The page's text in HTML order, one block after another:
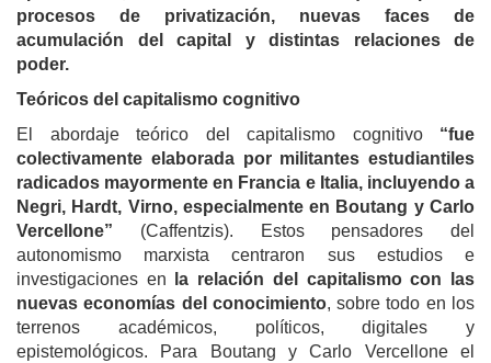
procesos de privatización, nuevas faces de
acumulación del capital y distintas relaciones de
poder.
Teóricos del capitalismo cognitivo
El abordaje teórico del capitalismo cognitivo “fue
colectivamente elaborada por militantes estudiantiles
radicados mayormente en Francia e Italia, incluyendo a
Negri, Hardt, Virno, especialmente en Boutang y Carlo
Vercellone” (Caffentzis). Estos pensadores del
autonomismo marxista centraron sus estudios e
investigaciones en
la relación del capitalismo con las
nuevas economías del conocimiento, sobre todo en los
terrenos académicos, políticos, digitales y
epistemológicos. Para Boutang y Carlo Vercellone el